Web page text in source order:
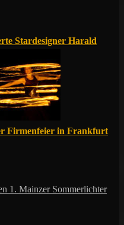
Stardesigner Harald
Firmenfeier in Frankfurt
1. Mainzer Sommerlichter